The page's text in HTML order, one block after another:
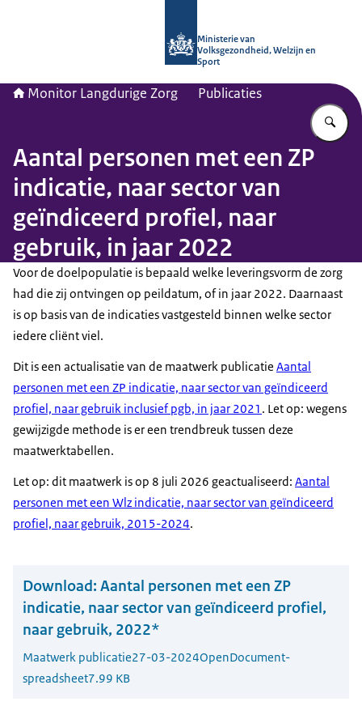
Ministerie van
Volksgezondheid, Welzijn en
Sport
Monitor Langdurige Zorg Publicaties
Aantal personen met een ZP
indicatie, naar sector van
geïndiceerd profiel, naar
gebruik, in jaar 2022
Voor de doelpopulatie is bepaald welke leveringsvorm de zorg
had die zij ontvingen op peildatum, of in jaar 2022. Daarnaast
is op basis van de indicaties vastgesteld binnen welke sector
iedere cliënt viel.
Dit is een actualisatie van de maatwerk publicatie Aantal
personen met een ZP indicatie, naar sector van geïndiceerd
profiel, naar gebruik inclusief pgb, in jaar 2021 . Let op: wegens
gewijzigde methode is er een trendbreuk tussen deze
maatwerktabellen.
Let op: dit maatwerk is op 8 juli 2026 geactualiseerd: Aantal
personen met een Wlz indicatie, naar sector van geïndiceerd
profiel, naar gebruik, 2015-2024.
Download: Aantal personen met een ZP
indicatie, naar sector van geïndiceerd profiel,
naar gebruik, 2022*
Maatwerk publicatie27-03-2024OpenDocument-
spreadsheet7.99 KB